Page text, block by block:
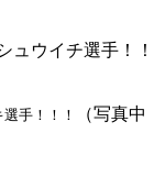
イチ選手！！
！！！
（写真中